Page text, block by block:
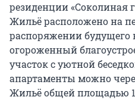
резиденции «Соколиная
Жильё расположено на
распоряжении будущего
огороженный
участок с уютной
апартаменты можно
Жильё общей площадью